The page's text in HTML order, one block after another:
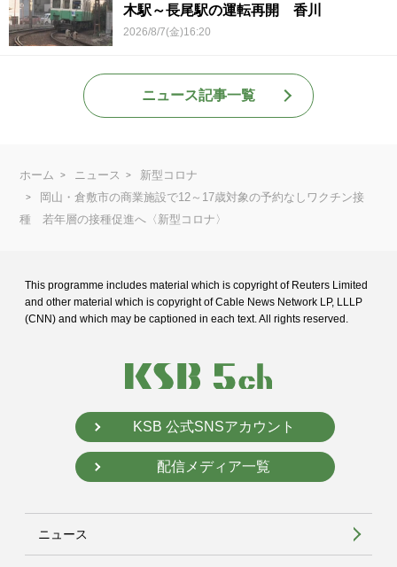
木駅～長尾駅の運転再開 香川
2026/8/7(金)16:20
ニュース記事一覧
ホーム ニュース
新型コロナ
岡山・倉敷市の商業施設で12～17歳対象の予約なしワクチン接
種 若年層の接種促進へ〈新型コロナ〉
This programme includes material which is copyright of Reuters Limited
and other material which is copyright of Cable News Network LP, LLLP
(CNN) and which may be captioned in each text. All rights reserved.
KSB 公式SNSアカウント
配信メディア一覧
ニュース